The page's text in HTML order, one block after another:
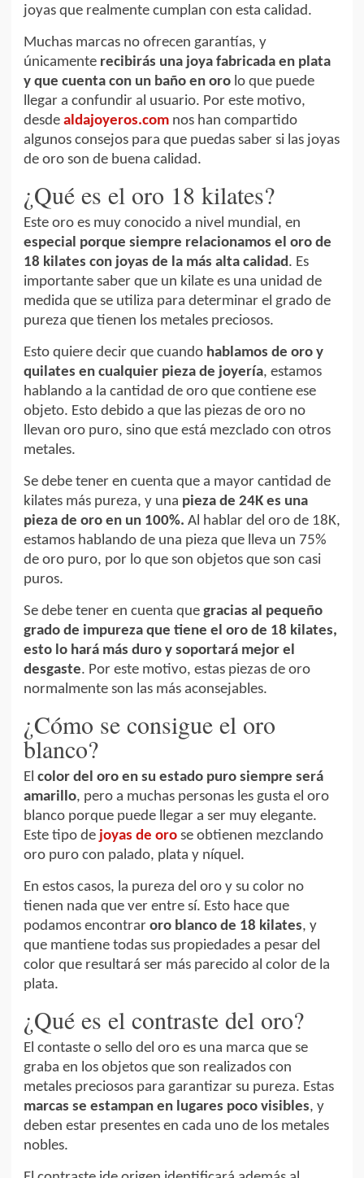
joyas que realmente cumplan con esta calidad.
Muchas marcas no ofrecen garantías, y
únicamente recibirás una joya fabricada en plata
y que cuenta con un baño en oro lo que puede
llegar a confundir al usuario. Por este motivo,
desde aldajoyeros.com nos han compartido
algunos consejos para que puedas saber si las joyas
de oro son de buena calidad.
¿Qué es el oro 18 kilates?
Este oro es muy conocido a nivel mundial, en
especial porque siempre relacionamos el oro de
18 kilates con joyas de la más alta calidad. Es
importante saber que un kilate es una unidad de
medida que se utiliza para determinar el grado de
pureza que tienen los metales preciosos.
Esto quiere decir que cuando hablamos de oro y
quilates en cualquier pieza de joyería, estamos
hablando a la cantidad de oro que contiene ese
objeto. Esto debido a que las piezas de oro no
llevan oro puro, sino que está mezclado con otros
metales.
Se debe tener en cuenta que a mayor cantidad de
kilates más pureza, y una pieza de 24K es una
pieza de oro en un 100%. Al hablar del oro de 18K,
estamos hablando de una pieza que lleva un 75%
de oro puro, por lo que son objetos que son casi
puros.
Se debe tener en cuenta que gracias al pequeño
grado de impureza que tiene el oro de 18 kilates,
esto lo hará más duro y soportará mejor el
desgaste. Por este motivo, estas piezas de oro
normalmente son las más aconsejables.
¿Cómo se consigue el oro
blanco?
El color del oro en su estado puro siempre será
amarillo, pero a muchas personas les gusta el oro
blanco porque puede llegar a ser muy elegante.
Este tipo de joyas de oro se obtienen mezclando
oro puro con palado, plata y níquel.
En estos casos, la pureza del oro y su color no
tienen nada que ver entre sí. Esto hace que
podamos encontrar oro blanco de 18 kilates, y
que mantiene todas sus propiedades a pesar del
color que resultará ser más parecido al color de la
plata.
¿Qué es el contraste del oro?
El contaste o sello del oro es una marca que se
graba en los objetos que son realizados con
metales preciosos para garantizar su pureza. Estas
marcas se estampan en lugares poco visibles, y
deben estar presentes en cada uno de los metales
nobles.